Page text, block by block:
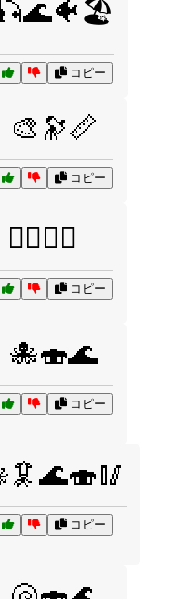
コピー
🎨🔭📏
コピー
🏄‍♂️🐚🌅
コピー
🐙🍣🌊
コピー
コピー